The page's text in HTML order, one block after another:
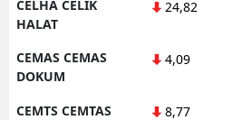
CELHA CELIK
HALAT
24,82
CEMAS CEMAS
DOKUM
4,09
CEMTS CEMTAS 8,77